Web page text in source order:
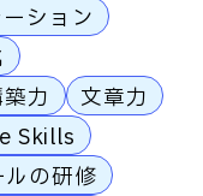
ション
力
文章力
Skills
の研修